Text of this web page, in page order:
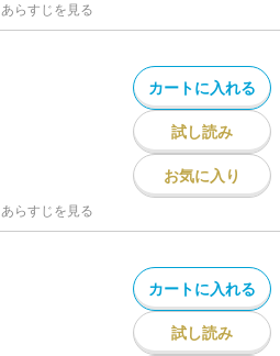
あらすじを見る
カートに入れる
試し読み
お気に入り
あらすじを見る
カートに入れる
試し読み